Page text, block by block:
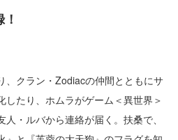
、クラン・Zodiacの仲間とともにサ
したり、ホムラがゲーム＜異世界＞
・ルバから連絡が届く。扶桑で、